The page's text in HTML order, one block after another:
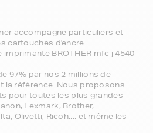
accompagne particuliers et
cartouches d'encre
BROTHER mfc j 4540
97% par nos 2 millions de
la référence. Nous proposons
pour toutes les plus grandes
Lexmark, Brother,
Olivetti, Ricoh.... et même les